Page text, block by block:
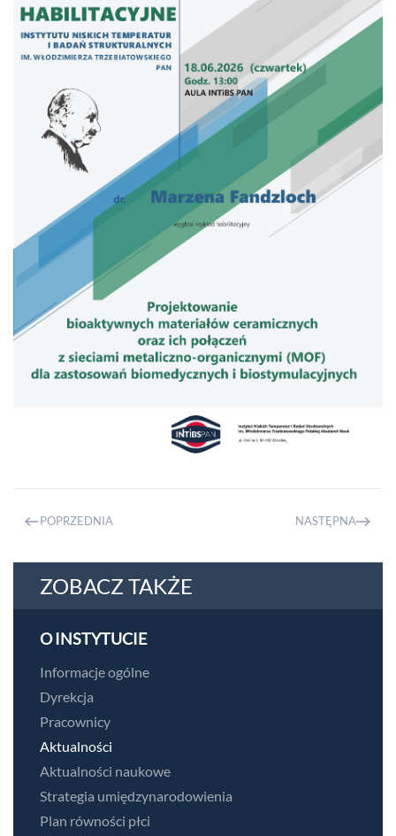
POPRZEDNIA NASTĘPNA
ZOBACZ TAKŻE
O INSTYTUCIE
Informacje ogólne
Dyrekcja
Pracownicy
Aktualności
Aktualności naukowe
Strategia umiędzynarodowienia
Plan równości płci